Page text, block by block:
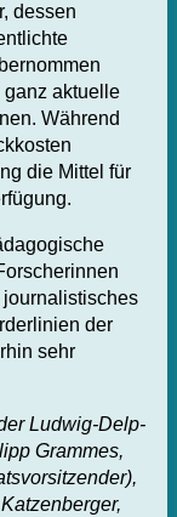
dessen
ganz aktuelle
Während
die Mittel für
der
sehr
Ludwig-Delp-
Grammes,